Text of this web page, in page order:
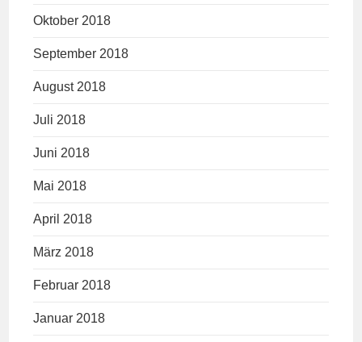
Oktober 2018
September 2018
August 2018
Juli 2018
Juni 2018
Mai 2018
April 2018
März 2018
Februar 2018
Januar 2018